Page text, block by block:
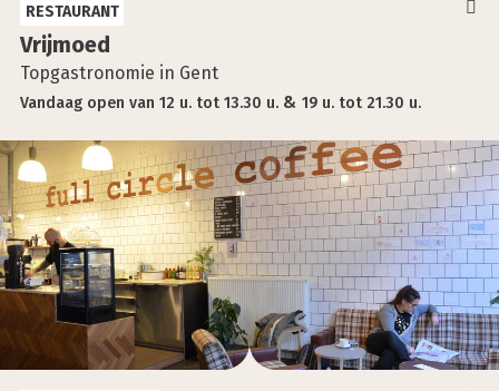
Vrij­moed
Topgastronomie in Gent
RESTAURANT
Vandaag open van 12 u. tot 13.30 u. 19 u. tot21.30 u.